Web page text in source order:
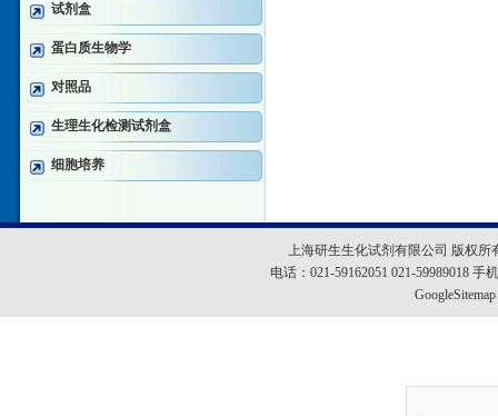
试剂盒
蛋白质生物学
对照品
生理生化检测试剂盒
细胞培养
上海研生生化试剂有限公司 版权所
电话：021-59162051 021-59989018
GoogleSitemap